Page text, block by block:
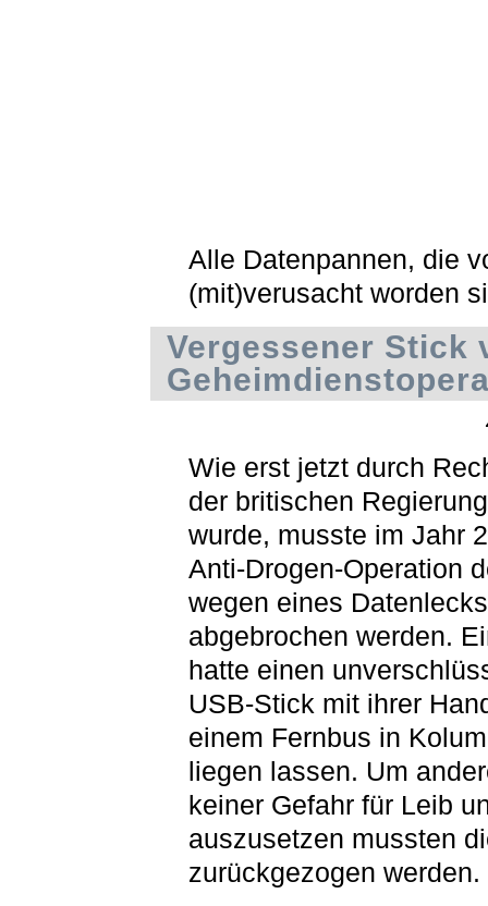
Alle Datenpannen, die
(mit)verusacht worden
Vergessener Stick
Wie erst jetzt durch
der britischen
wurde, musste im Jahr
Anti-Drogen-Operation
wegen eines Datenlecks
abgebrochen werden.
hatte einen
USB-Stick mit ihrer
einem Fernbus in
liegen lassen. Um
keiner Gefahr für Leib
auszusetzen mussten
zurückgezogen werden.